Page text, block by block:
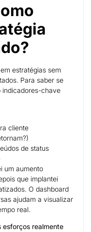
estratégias sem
Para saber se
indicadores-chave
cliente
de status
um aumento
que implantei
O dashboard
ajudam a visualizar
real.
esforços realmente